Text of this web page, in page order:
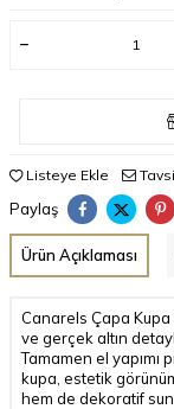
Listeye Ekle
Paylaş
Ürün Açıklaması
Canarels Çapa
ve gerçek altın
Tamamen el yapımı
kupa, estetik
hem de dekoratif